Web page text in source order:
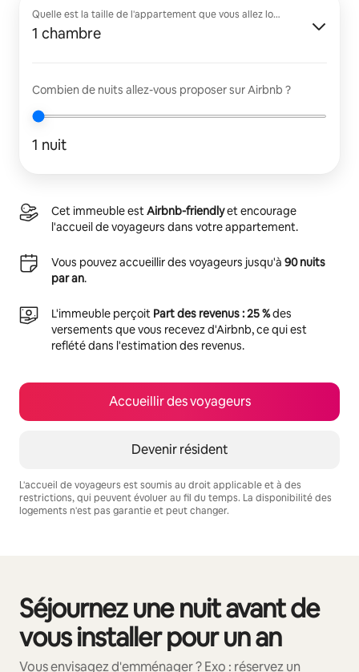
Quelle est la taille de l'appartement que vous allez louer ?
1 chambre
Combien de nuits allez-vous proposer sur Airbnb ?
1 nuit
Cet immeuble estAirbnb-friendlyet encourage
l'accueil de voyageurs dans votre appartement.
Vous pouvez accueillir des voyageurs jusqu'à 90 nuits
par an.
L'immeuble perçoit Part des revenus : 25 %des
versements que vous recevez d'Airbnb, ce qui est
reflété dans l'estimation des revenus.
Accueillir des voyageurs
Devenir résident
L'accueil de voyageurs est soumis au droit applicable et à des
restrictions, qui peuvent évoluer au fil du temps. La disponibilité des
logements n'est pas garantie et peut changer.
Séjournez une nuit avant de
vous installer pour un an
Vous envisagez d'emménager ? Exo : réservez un
0 sur 0 élément visible